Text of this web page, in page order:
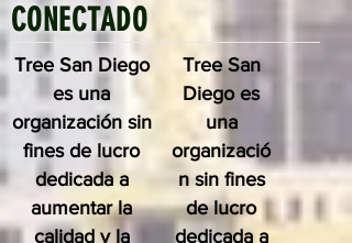
CONECTADO
Tree San Diego
es una
organización sin
fines de lucro
dedicada a
aumentar la
calidad y la
Tree San
Diego es
una
organizació
n sin fines
de lucro
dedicada a